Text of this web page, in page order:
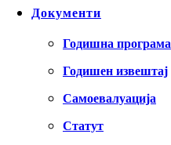
Документи
Годишна програма
Годишен извештај
Самоевалуација
Статут